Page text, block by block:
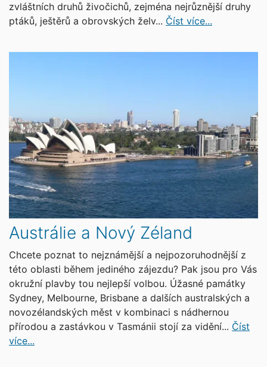
zvláštních druhů živočichů, zejména nejrůznější druhy
ptáků, ještěrů a obrovských želv... Číst více...
Austrálie a Nový Zéland
Chcete poznat to nejznámější a nejpozoruhodnější z
této oblasti během jediného zájezdu? Pak jsou pro Vás
okružní plavby tou nejlepší volbou. Úžasné památky
Sydney, Melbourne, Brisbane a dalších australských a
novozélandských měst v kombinaci s nádhernou
přírodou a zastávkou v Tasmánii stojí za vidění... Číst
více...